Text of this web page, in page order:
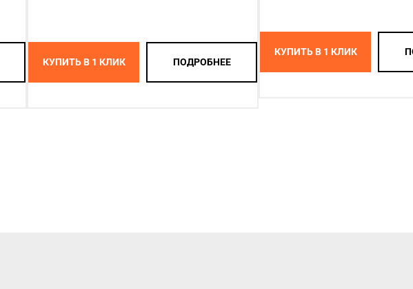
КУПИТЬ В 1 КЛИК ПОДРОБНЕЕ
КУПИТЬ В 1 КЛИК